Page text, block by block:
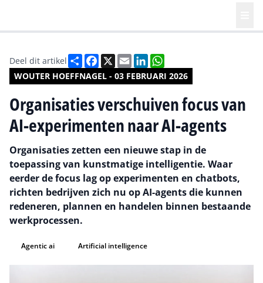
WOUTER HOEFFNAGEL - 03 FEBRUARI 2026
Deel dit artikel DeelFacebook
X EmailLinkedIn
Organisaties verschuiven focus van
AI-experimenten naar AI-agents
Organisaties zetten een nieuwe stap in de
toepassing van kunstmatige intelligentie. Waar
eerder de focus lag op experimenten en chatbots,
richten bedrijven zich nu op AI-agents die kunnen
redeneren, plannen en handelen binnen bestaande
werkprocessen.
Agentic ai Artificial intelligence